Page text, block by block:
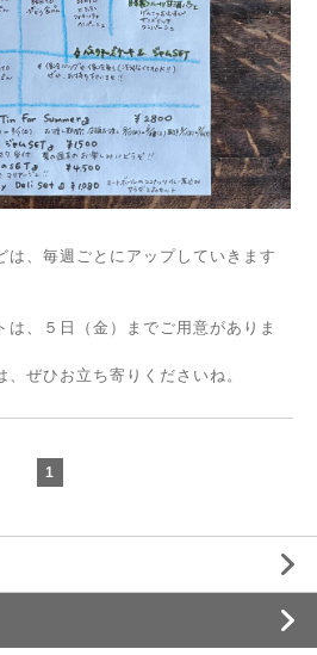
は、毎週ごとにアップしていきます
は、５日（金）までご用意がありま
ぜひお立ち寄りくださいね。
1